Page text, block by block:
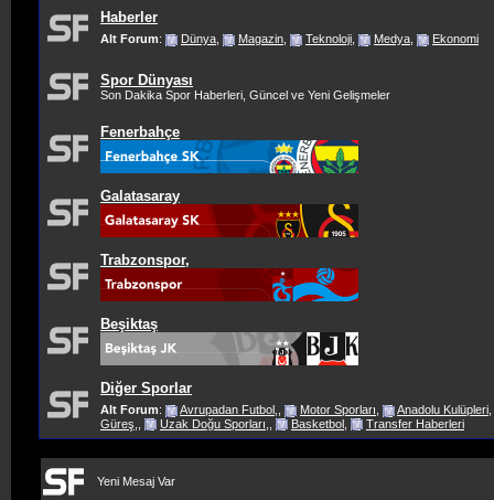
Haberler
Alt Forum: Dünya Magazin Teknoloji Medya Ekonomi
Spor Dünyası
Son Dakika Spor Haberleri, Güncel ve Yeni Gelişmeler
Fenerbahçe
Galatasaray
Trabzonspor,
Beşiktaş
Diğer Sporlar
Alt Forum: Avrupadan Futbol, Motor Sporları Anadolu Kulüpleri
Güreş,
Uzak Doğu Sporları, Basketbol Transfer Haberleri
Yeni Mesaj Var